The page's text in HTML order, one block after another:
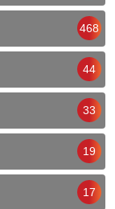
468
44
33
19
17